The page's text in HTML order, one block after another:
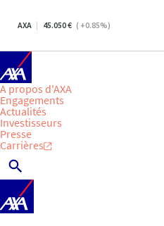
AXA 45.050 ( +0.85%)
A propos d'AXA
Engagements
Actualités
Investisseurs
Presse
Carrières